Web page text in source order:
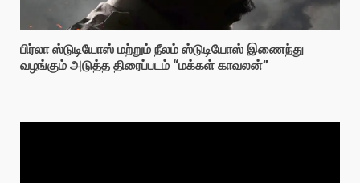
பிர்லா ஸ்டுடியோஸ் மற்றும் நீலம் ஸ்டுடியோஸ் இணைந்து
வழங்கும் அடுத்த திரைப்படம் “மக்கள் காவலன்”